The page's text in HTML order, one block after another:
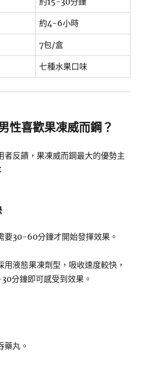
約4-6小時
7包/盒
七種水果口味
性喜歡果凍威而鋼？
者反饋，果凍威而鋼最大的優勢主
要30-60分鐘才開始發揮效果。
用液態果凍劑型，吸收速度較快，
分鐘即可感受到效果。
藥丸。